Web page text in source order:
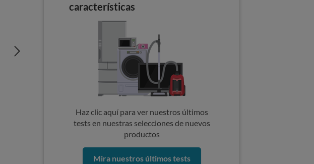
características
Haz clic aquí para ver nuestros últimos
tests en nuestras selecciones de nuevos
productos
Mira nuestros últimos tests